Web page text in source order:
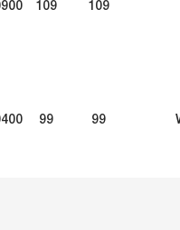
109 109
99 99